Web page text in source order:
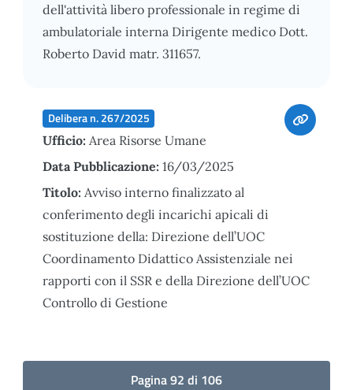
dell'attività libero professionale in regime di
ambulatoriale interna Dirigente medico Dott.
Roberto David matr. 311657.
Delibera n. 267/2025
Ufficio: Area Risorse Umane
Data Pubblicazione: 16/03/2025
Titolo: Avviso interno finalizzato al
conferimento degli incarichi apicali di
sostituzione della: Direzione dell’UOC
Coordinamento Didattico Assistenziale nei
rapporti con il SSR e della Direzione dell’UOC
Controllo di Gestione
Pagina 92 di 106